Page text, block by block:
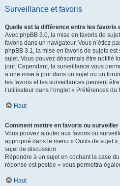
Surveillance et favoris
Quelle est la différence entre les favoris
Avec phpBB 3.0, la mise en favoris de
favoris dans un navigateur. Vous n’étiez
phpBB 3.1, la mise en favoris de sujets
sujet. Vous pouvez désormais être notifié
jour. Cependant, la surveillance vous
a une mise à jour dans un sujet ou un
les favoris et les surveillances peuvent
l’utilisateur dans l’onglet « Préférences du
Haut
Comment mettre en favoris ou surveiller
Vous pouvez ajouter aux favoris ou
approprié dans le menu « Outils de sujet
sujet de discussion.
Répondre à un sujet en cochant la case
réponse est postée » vous permettra
Haut